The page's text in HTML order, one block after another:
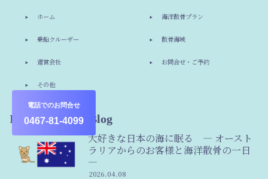
電話でのお問合せ
0467-81-4099
ホーム 海洋散骨プラン
乗船クルーザー 散骨海域
運営会社 お問合せ・ご予約
その他
Information & Blog
大好きな日本の海に眠る ― オースト
ラリアからのお客様と海洋散骨の一日
―
2026.04.08